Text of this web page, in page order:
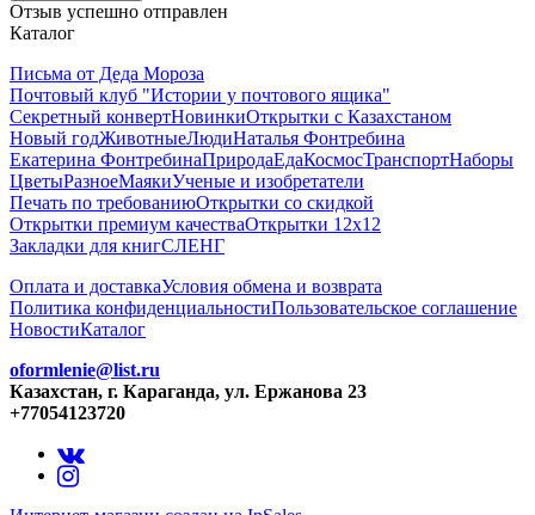
Отзыв успешно отправлен
Каталог
Письма от Деда Мороза
Почтовый клуб "Истории у почтового ящика"
Секретный конвертНовинкиОткрытки с Казахстаном
Новый годЖивотныеЛюдиНаталья Фонтребина
Екатерина ФонтребинаПриродаЕдаКосмосТранспортНаборы
ЦветыРазноеМаякиУченые и изобретатели
Печать по требованиюОткрытки со скидкой
Открытки премиум качестваОткрытки 12х12
Закладки для книгСЛЕНГ
Оплата и доставкаУсловия обмена и возврата
Политика конфиденциальностиПользовательское соглашение
НовостиКаталог
oformlenie@list.ru
Казахстан, г. Караганда, ул. Ержанова 23
+77054123720